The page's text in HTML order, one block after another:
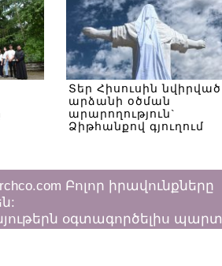
Տեր Հիսուսին նվիրված
արձանի օծման
արարողություն`
Ձիթհանքով գյուղում
Բոլոր իրավունքները
օգտագործելիս